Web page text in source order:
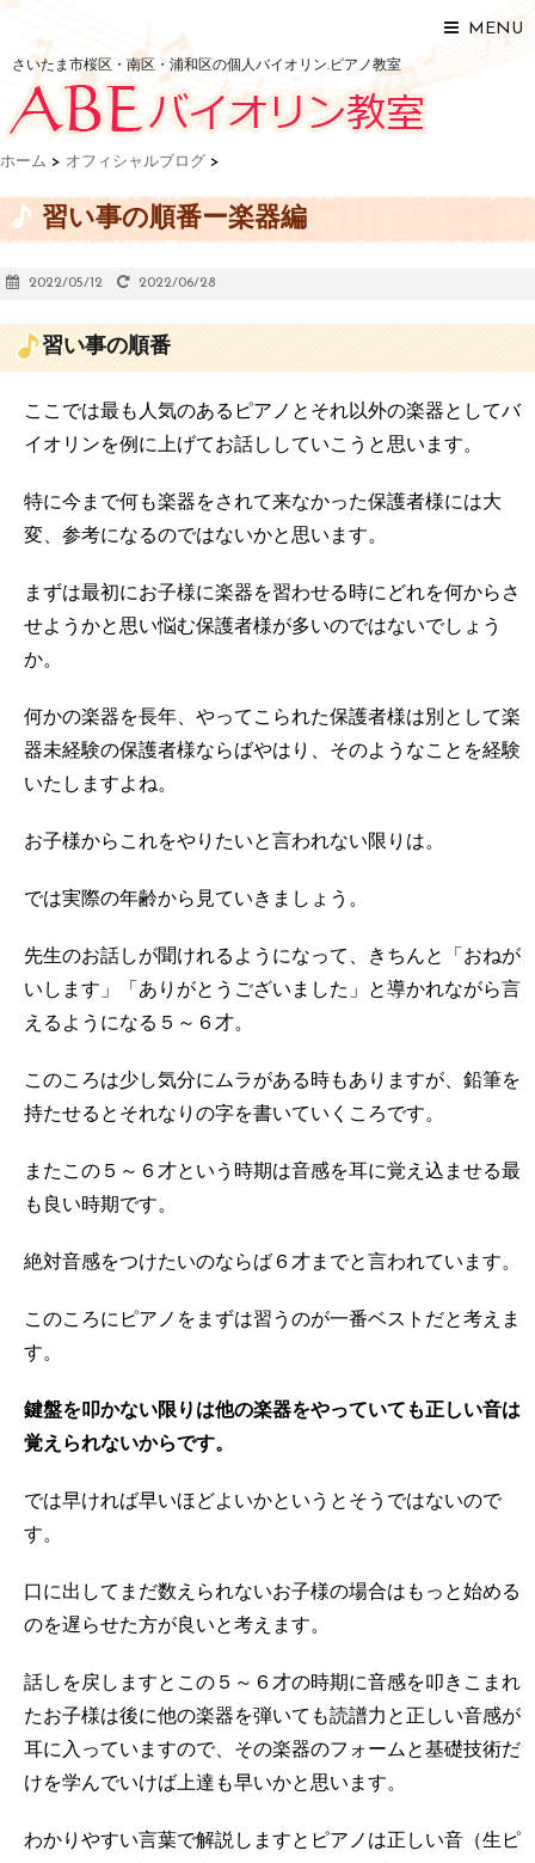
MENU
さいたま市桜区・南区・浦和区の個人バイオリン.ピアノ教室
ホーム > オフィシャルブログ >
習い事の順番ー楽器編
2022/05/12 2022/06/28
習い事の順番
ここでは最も人気のあるピアノとそれ以外の楽器としてバ
イオリンを例に上げてお話ししていこうと思います。
特に今まで何も楽器をされて来なかった保護者様には大
変、参考になるのではないかと思います。
まずは最初にお子様に楽器を習わせる時にどれを何からさ
せようかと思い悩む保護者様が多いのではないでしょう
か。
何かの楽器を長年、やってこられた保護者様は別として楽
器未経験の保護者様ならばやはり、そのようなことを経験
いたしますよね。
お子様からこれをやりたいと言われない限りは。
では実際の年齢から見ていきましょう。
先生のお話しが聞けれるようになって、きちんと「おねが
いします」「ありがとうございました」と導かれながら言
えるようになる５～６才。
このころは少し気分にムラがある時もありますが、鉛筆を
持たせるとそれなりの字を書いていくころです。
またこの５～６才という時期は音感を耳に覚え込ませる最
も良い時期です。
絶対音感をつけたいのならば６才までと言われています。
このころにピアノをまずは習うのが一番ベストだと考えま
す。
鍵盤を叩かない限りは他の楽器をやっていても正しい音は
覚えられないからです。
では早ければ早いほどよいかというとそうではないので
す。
口に出してまだ数えられないお子様の場合はもっと始める
のを遅らせた方が良いと考えます。
話しを戻しますとこの５～６才の時期に音感を叩きこまれ
たお子様は後に他の楽器を弾いても読譜力と正しい音感が
耳に入っていますので、その楽器のフォームと基礎技術だ
けを学んでいけば上達も早いかと思います。
わかりやすい言葉で解説しますとピアノは正しい音（生ピ